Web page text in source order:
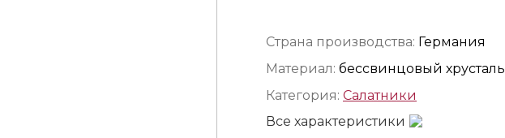
Страна производства: Германия
Материал: бессвинцовый хрусталь
Категория: Салатники
Все характеристики